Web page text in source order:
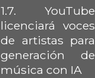
1.7. YouTube
licenciará voces
de artistas para
generación de
música con IA